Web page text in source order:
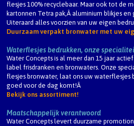
flesjes 100% recyclebaar. Maar ook tot de
kartonnen Tetra pak,Â aluminium blikjes
Uiteraard alles voorzien van uw eigen
Duurzaam verpakt bronwater met uw
Waterflesjes bedrukken, onze
Water Concepts is al meer dan 15 jaar
label frisdranken en bronwaters. Onze
flesjes bronwater, laat ons uw waterflesjes
goed voor de dag komt!Â
Bekijk ons assortiment!
Maatschappelijk verantwoord
Water Concepts levert duurzame